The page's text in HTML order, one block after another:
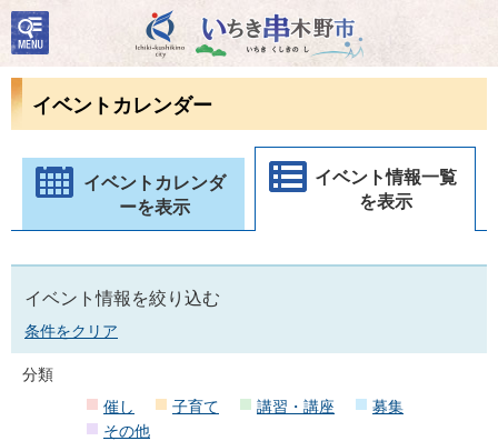
いちき串木野市
検
索・
共通
ューイベントカレンダー
イベントカレンダ
ーを表示
イベント情報一覧
を表示
イベント情報を絞り込む
条件をクリア
分類
催し
子育て 講習・講座
募集
その他